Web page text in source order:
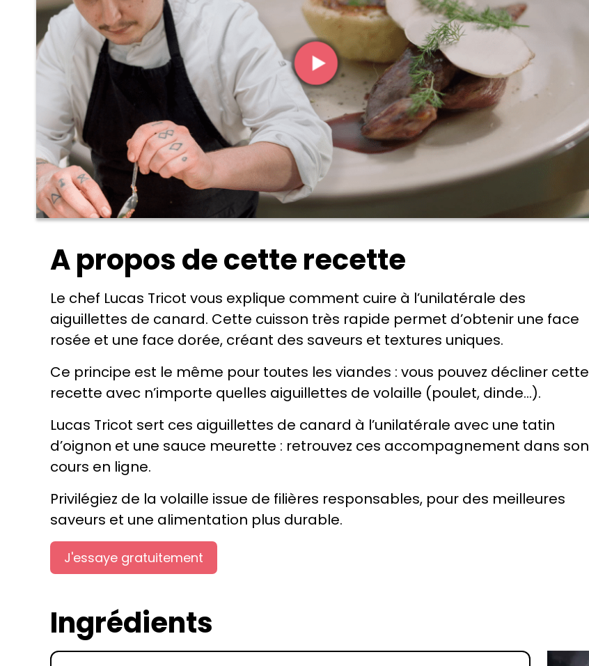
A propos de cette recette
Le chef Lucas Tricot vous explique comment cuire à l’unilatérale des
aiguillettes de canard. Cette cuisson très rapide permet d’obtenir une face
rosée et une face dorée, créant des saveurs et textures uniques.
Ce principe est le même pour toutes les viandes : vous pouvez décliner cette
recette avec n’importe quelles aiguillettes de volaille (poulet, dinde…).
Lucas Tricot sert ces aiguillettes de canard à l’unilatérale avec une tatin
d’oignon et une sauce meurette : retrouvez ces accompagnement dans son
cours en ligne.
Privilégiez de la volaille issue de filières responsables, pour des meilleures
saveurs et une alimentation plus durable.
J'essaye gratuitement
Ingrédients